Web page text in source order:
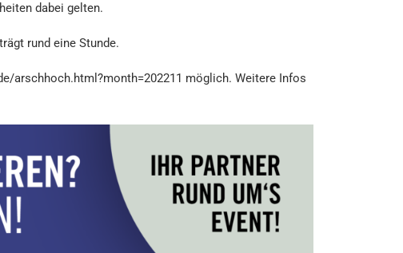
dabei gelten.
rund eine Stunde.
arschhoch.html?month=202211 möglich. Weitere Infos